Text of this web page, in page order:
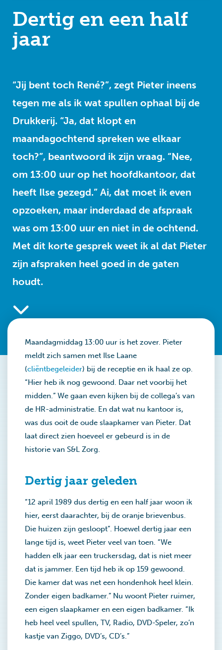
Dertig en een half
jaar
“Jij bent toch René?”, zegt Pieter ineens
tegen me als ik wat spullen ophaal bij de
Drukkerij. “Ja, dat klopt en
maandagochtend spreken we elkaar
toch?”, beantwoord ik zijn vraag. “Nee,
om 13:00 uur op het hoofdkantoor, dat
heeft Ilse gezegd.” Ai, dat moet ik even
opzoeken, maar inderdaad de afspraak
was om 13:00 uur en niet in de ochtend.
Met dit korte gesprek weet ik al dat Pieter
zijn afspraken heel goed in de gaten
houdt.
Maandagmiddag 13:00 uur is het zover. Pieter
meldt zich samen met Ilse Laane
(cliëntbegeleider) bij de receptie en ik haal ze op.
“Hier heb ik nog gewoond. Daar net voorbij het
midden.” We gaan even kijken bij de collega’s van
de HR-administratie. En dat wat nu kantoor is,
was dus ooit de oude slaapkamer van Pieter. Dat
laat direct zien hoeveel er gebeurd is in de
historie van S&L Zorg.
Dertig jaar geleden
“12 april 1989 dus dertig en een half jaar woon ik
hier, eerst daarachter, bij de oranje brievenbus.
Die huizen zijn gesloopt”. Hoewel dertig jaar een
lange tijd is, weet Pieter veel van toen. “We
hadden elk jaar een truckersdag, dat is niet meer
dat is jammer. Een tijd heb ik op 159 gewoond.
Die kamer dat was net een hondenhok heel klein.
Zonder eigen badkamer.” Nu woont Pieter ruimer,
een eigen slaapkamer en een eigen badkamer. “Ik
heb heel veel spullen, TV, Radio, DVD-Speler, zo’n
kastje van Ziggo, DVD’s, CD’s.”